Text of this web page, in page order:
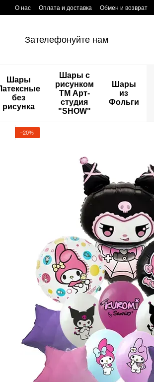
Перейти к основному контенту
О нас Оплата и доставка Обмен и возврат
Зателефонуйте нам
Шары
без
рисунка
Шары с
рисунком
ТМ Арт-
студия
"SHOW"
Шары
из
Фольги
−20%